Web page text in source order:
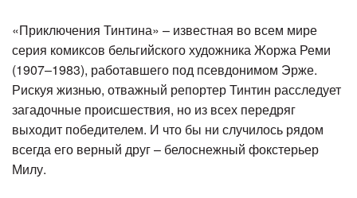
«Приключения Тинтина» – известная во всем мире
серия комиксов бельгийского художника Жоржа Реми
(1907–1983), работавшего под псевдонимом Эрже.
Рискуя жизнью, отважный репортер Тинтин расследует
загадочные происшествия, но из всех передряг
выходит победителем. И что бы ни случилось рядом
всегда его верный друг – белоснежный фокстерьер
Милу.